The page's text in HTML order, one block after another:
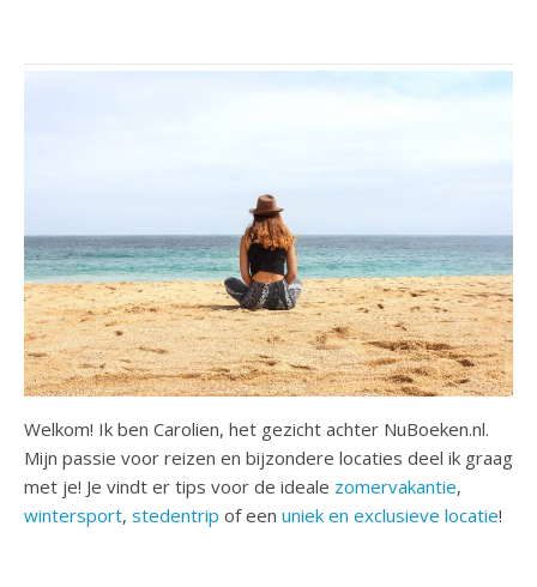
Welkom! Ik ben Carolien, het gezicht achter NuBoeken.nl.
Mijn passie voor reizen en bijzondere locaties deel ik graag
met je! Je vindt er tips voor de ideale zomervakantie,
wintersport, stedentrip of een uniek en exclusieve locatie!